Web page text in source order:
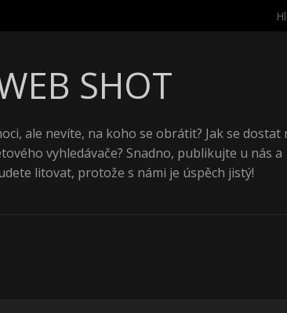
SHOT
ale nevíte, na koho se obrátit? Jak se dostat
vyhledávače? Snadno, publikujte u nás a
litovat, protože s námi je úspěch jistý!